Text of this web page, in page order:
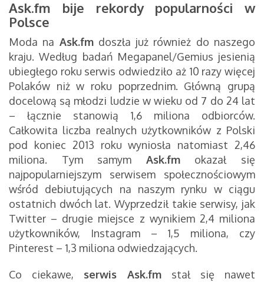
Ask.fm bije rekordy popularności w
Polsce
Moda na Ask.fmdoszła już również do naszego
kraju. Według badań Megapanel/Gemius jesienią
ubiegłego roku serwis odwiedziło aż 10 razy więcej
Polaków niż w roku poprzednim. Główną grupą
docelową są młodzi ludzie w wieku od 7 do 24 lat
– łącznie stanowią 1,6 miliona odbiorców.
Całkowita liczba realnych użytkowników z Polski
pod koniec 2013 roku wyniosła natomiast 2,46
miliona. Tym samym Ask.fmokazał się
najpopularniejszym serwisem społecznościowym
wśród debiutujących na naszym rynku w ciągu
ostatnich dwóch lat. Wyprzedził takie serwisy, jak
Twitter – drugie miejsce z wynikiem 2,4 miliona
użytkowników, Instagram – 1,5 miliona, czy
Pinterest – 1,3 miliona odwiedzających.
Co ciekawe, serwis Ask.fm stał się nawet